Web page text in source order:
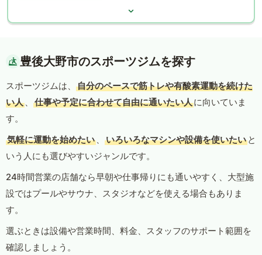
豊後大野市のスポーツジムを探す
スポーツジムは、
自分のペースで筋トレや有酸素運動を続けた
い人 、 仕事や予定に合わせて自由に通いたい人に向いていま
す。
気軽に運動を始めたい 、 いろいろなマシンや設備を使いたい と
いう人にも選びやすいジャンルです。
24時間営業の店舗なら早朝や仕事帰りにも通いやすく、大型施
設ではプールやサウナ、スタジオなどを使える場合もありま
す。
選ぶときは設備や営業時間、料金、スタッフのサポート範囲を
確認しましょう。